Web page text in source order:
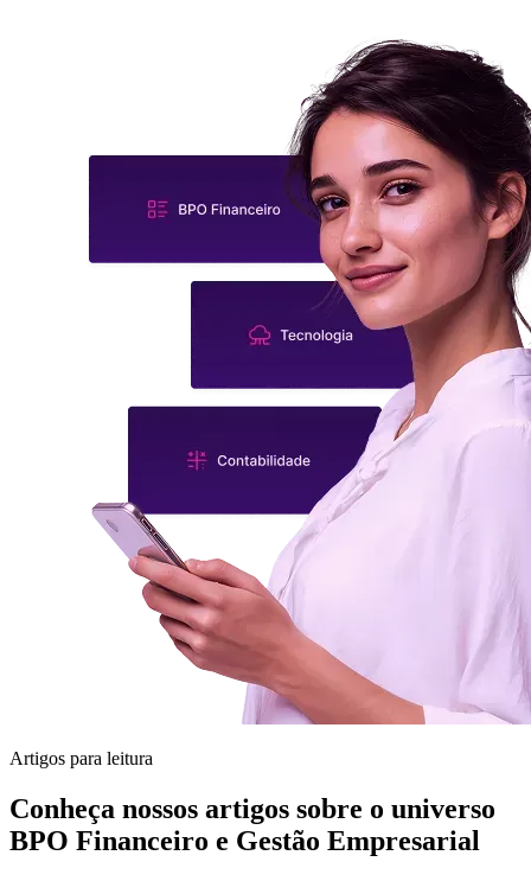
Artigos para leitura
Conheça nossos artigos sobre o universo
BPO Financeiro e Gestão Empresarial